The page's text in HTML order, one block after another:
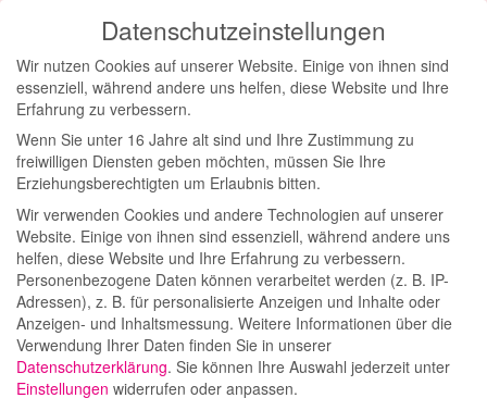
SkinCeuticals
Influencer
Meet & Greet
bei Dermedis
Datenschutzeinstellungen
Wir nutzen Cookies auf unserer Website. Einige von ihnen sind
essenziell, während andere uns helfen, diese Website und Ihre
Erfahrung zu verbessern.
Wenn Sie unter 16 Jahre alt sind und Ihre Zustimmung zu
freiwilligen Diensten geben möchten, müssen Sie Ihre
Erziehungsberechtigten um Erlaubnis bitten.
Wir verwenden Cookies und andere Technologien auf unserer
Website. Einige von ihnen sind essenziell, während andere uns
helfen, diese Website und Ihre Erfahrung zu verbessern.
Personenbezogene Daten können verarbeitet werden (z. B. IP-
Adressen), z. B. für personalisierte Anzeigen und Inhalte oder
Anzeigen- und Inhaltsmessung. Weitere Informationen über die
Verwendung Ihrer Daten finden Sie in unserer
Datenschutzerklärung. Sie können Ihre Auswahl jederzeit unter
Einstellungen widerrufen oder anpassen.